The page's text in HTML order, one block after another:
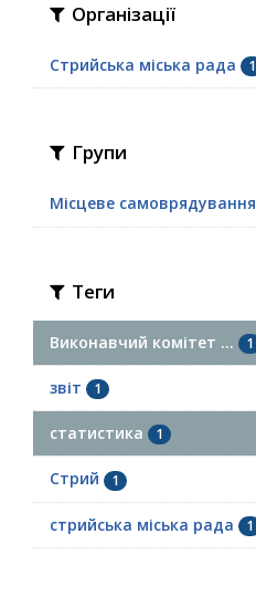
Організації
Стрийська міська рада 1
Групи
Місцеве самоврядування
Теги
Виконавчий комітет ... 1
звіт 1
статистика 1
Стрий 1
стрийська міська рада 1